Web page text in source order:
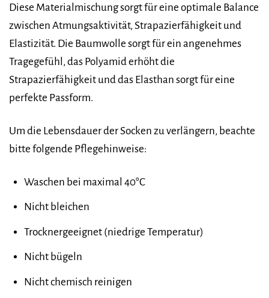
Diese Materialmischung sorgt für eine optimale Balance
zwischen Atmungsaktivität, Strapazierfähigkeit und
Elastizität. Die Baumwolle sorgt für ein angenehmes
Tragegefühl, das Polyamid erhöht die
Strapazierfähigkeit und das Elasthan sorgt für eine
perfekte Passform.
Um die Lebensdauer der Socken zu verlängern, beachte
bitte folgende Pflegehinweise:
Waschen bei maximal 40°C
Nicht bleichen
Trocknergeeignet (niedrige Temperatur)
Nicht bügeln
Nicht chemisch reinigen